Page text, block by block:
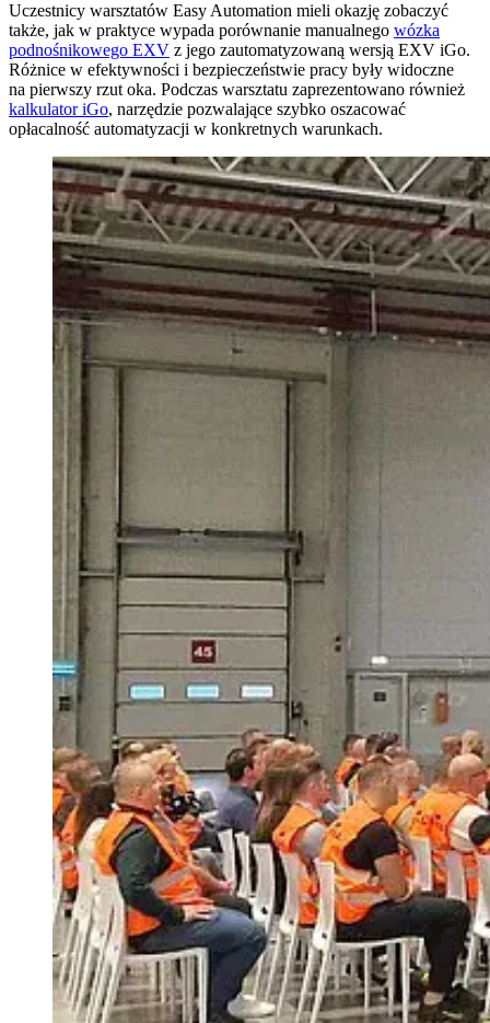
Uczestnicy warsztatów Easy Automation mieli okazję zobaczyć
także, jak w praktyce wypada porównanie manualnego wózka
podnośnikowego EXV z jego zautomatyzowaną wersją EXV iGo.
Różnice w efektywności i bezpieczeństwie pracy były widoczne
na pierwszy rzut oka. Podczas warsztatu zaprezentowano również
kalkulator iGo, narzędzie pozwalające szybko oszacować
opłacalność automatyzacji w konkretnych warunkach.